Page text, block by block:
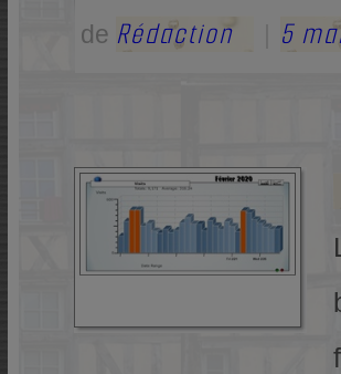
de Rédaction 5